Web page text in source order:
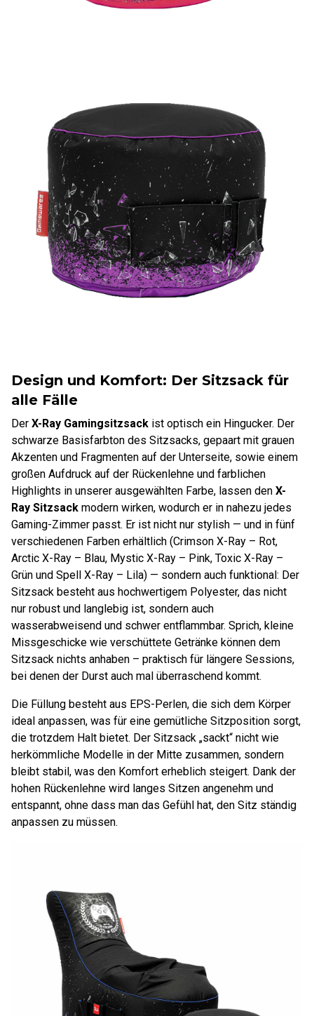
Design und Komfort: Der Sitzsack für
alle Fälle
Der X-Ray Gamingsitzsack ist optisch ein Hingucker. Der
schwarze Basisfarbton des Sitzsacks, gepaart mit grauen
Akzenten und Fragmenten auf der Unterseite, sowie einem
großen Aufdruck auf der Rückenlehne und farblichen
Highlights in unserer ausgewählten Farbe, lassen den X-
Ray Sitzsack modern wirken, wodurch er in nahezu jedes
Gaming-Zimmer passt. Er ist nicht nur stylish — und in fünf
verschiedenen Farben erhältlich (Crimson X-Ray – Rot,
Arctic X-Ray – Blau, Mystic X-Ray – Pink, Toxic X-Ray –
Grün und Spell X-Ray – Lila) — sondern auch funktional: Der
Sitzsack besteht aus hochwertigem Polyester, das nicht
nur robust und langlebig ist, sondern auch
wasserabweisend und schwer entflammbar. Sprich, kleine
Missgeschicke wie verschüttete Getränke können dem
Sitzsack nichts anhaben – praktisch für längere Sessions,
bei denen der Durst auch mal überraschend kommt.
Die Füllung besteht aus EPS-Perlen, die sich dem Körper
ideal anpassen, was für eine gemütliche Sitzposition sorgt,
die trotzdem Halt bietet. Der Sitzsack „sackt“ nicht wie
herkömmliche Modelle in der Mitte zusammen, sondern
bleibt stabil, was den Komfort erheblich steigert. Dank der
hohen Rückenlehne wird langes Sitzen angenehm und
entspannt, ohne dass man das Gefühl hat, den Sitz ständig
anpassen zu müssen.